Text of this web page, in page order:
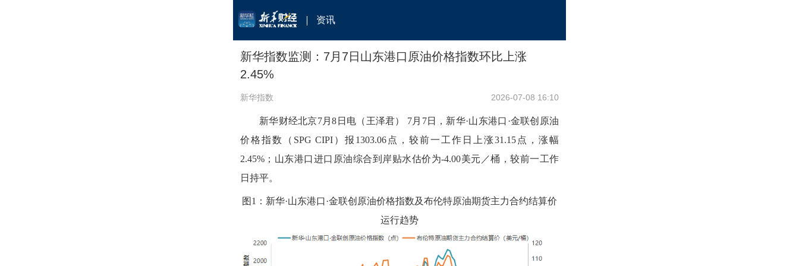
资讯
新华指数监测：7月7日山东港口原油价格指数环比上涨
2.45%
新华指数 2026-07-08 16:10
新华财经北京7月8日电（王泽君） 7月7日，新华·山东港口·金联创原油
价格指数（SPG CIPI）报1303.06点，较前一工作日上涨31.15点，涨幅
2.45%；山东港口进口原油综合到岸贴水估价为-4.00美元／桶，较前一工作
日持平。
图1：新华·山东港口·金联创原油价格指数及布伦特原油期货主力合约结算价
运行趋势